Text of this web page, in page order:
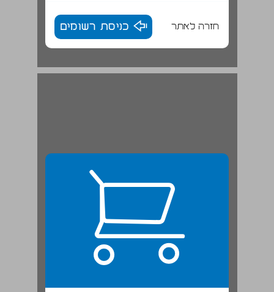
חזרה לאתר כניסת רשומים